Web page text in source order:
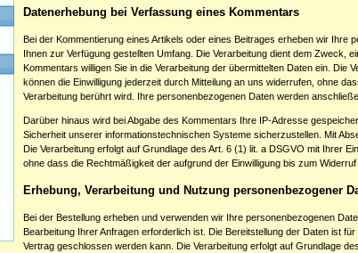
Datenerhebung bei Verfassung eines Kommentars
Bei der Kommentierung eines Artikels oder eines Beitrages erheben wir
Ihnen zur Verfügung gestellten Umfang. Die Verarbeitung dient dem Zweck,
Kommentars willigen Sie in die Verarbeitung der übermittelten Daten ein. Die
können die Einwilligung jederzeit durch Mitteilung an uns widerrufen, ohne
Verarbeitung berührt wird. Ihre personenbezogenen Daten werden
Darüber hinaus wird bei Abgabe des Kommentars Ihre IP-Adresse
Sicherheit unserer informationstechnischen Systeme sicherzustellen. Mit
Die Verarbeitung erfolgt auf Grundlage des Art. 6 (1) lit. a DSGVO mit Ihrer
ohne dass die Rechtmäßigkeit der aufgrund der Einwilligung bis zum
Erhebung, Verarbeitung und Nutzung personenbezogener
Bei der Bestellung erheben und verwenden wir Ihre personenbezogenen
Bearbeitung Ihrer Anfragen erforderlich ist. Die Bereitstellung der Daten ist
Vertrag geschlossen werden kann. Die Verarbeitung erfolgt auf Grundlage